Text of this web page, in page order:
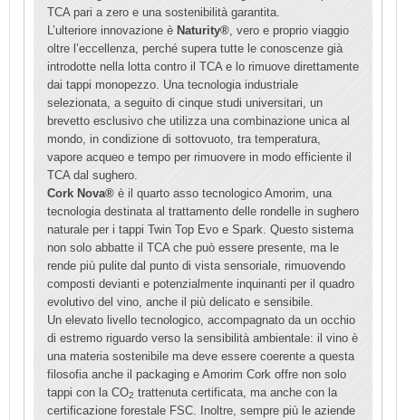
TCA pari a zero e una sostenibilità garantita.
L’ulteriore innovazione è Naturity® , vero e proprio viaggio
oltre l’eccellenza, perché supera tutte le conoscenze già
introdotte nella lotta contro il TCA e lo rimuove direttamente
dai tappi monopezzo. Una tecnologia industriale
selezionata, a seguito di cinque studi universitari, un
brevetto esclusivo che utilizza una combinazione unica al
mondo, in condizione di sottovuoto, tra temperatura,
vapore acqueo e tempo per rimuovere in modo efficiente il
TCA dal sughero.
Cork Nova® è il quarto asso tecnologico Amorim, una
tecnologia destinata al trattamento delle rondelle in sughero
naturale per i tappi Twin Top Evo e Spark. Questo sistema
non solo abbatte il TCA che può essere presente, ma le
rende più pulite dal punto di vista sensoriale, rimuovendo
composti devianti e potenzialmente inquinanti per il quadro
evolutivo del vino, anche il più delicato e sensibile.
Un elevato livello tecnologico, accompagnato da un occhio
di estremo riguardo verso la sensibilità ambientale: il vino è
una materia sostenibile ma deve essere coerente a questa
filosofia anche il packaging e Amorim Cork offre non solo
tappi con la CO2 trattenuta certificata, ma anche con la
certificazione forestale FSC. Inoltre, sempre più le aziende